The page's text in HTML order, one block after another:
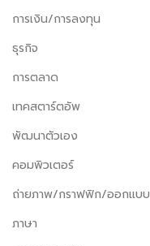
การเงิน/การลงทุน
ธุรกิจ
การตลาด
เทคสตาร์ตอัพ
พัฒนาตัวเอง
คอมพิวเตอร์
ถ่ายภาพ/กราฟฟิก/ออกแบบ
ภาษา